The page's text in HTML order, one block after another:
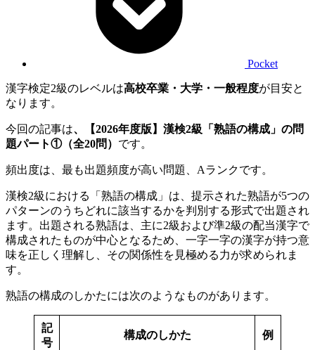
Pocket
漢字検定2級のレベルは高校卒業・大学・一般程度が目安と
なります。
今回の記事は、【2026年度版】漢検2級「熟語の構成」の問
題パート①（全20問） です。
頻出度は、最も出題頻度が高い問題、Aランクです。
漢検2級における「熟語の構成」は、提示された熟語が5つの
パターンのうちどれに該当するかを判別する形式で出題され
ます。出題される熟語は、主に2級および準2級の配当漢字で
構成されたものが中心となるため、一字一字の漢字が持つ意
味を正しく理解し、その関係性を見極める力が求められま
す。
熟語の構成のしかたには次のようなものがあります。
記
号
構成のしかた 例